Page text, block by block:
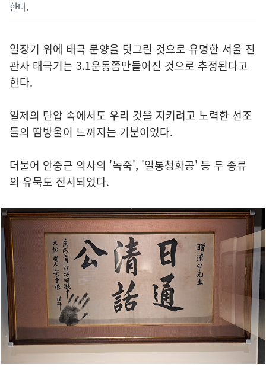
한다.
일장기 위에 태극 문양을 덧그린 것으로 유명한 서울 진
관사 태극기는 3.1운동쯤만들어진 것으로 추정된다고
한다.
일제의 탄압 속에서도 우리 것을 지키려고 노력한 선조
들의 땀방울이 느껴지는 기분이었다.
더불어 안중근 의사의 '녹죽', '일통청화공' 등 두 종류
의 유묵도 전시되었다.